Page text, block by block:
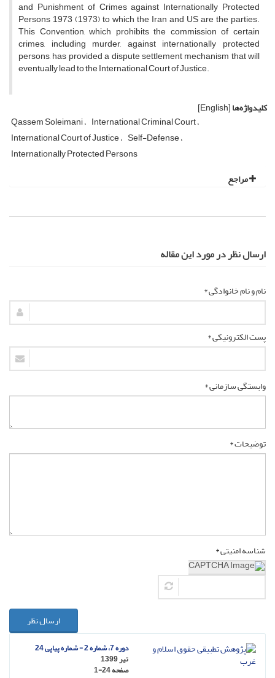
and Punishment of Crimes against Internationally Protected
Persons 1973 (1973) to which the Iran and US are the parties.
This Convention, which prohibits the commission of certain
crimes, including murder, against internationally protected
persons, has provided a dispute settlement mechanism that will
eventually lead to the International Court of Justice.
کلیدواژه‌ها[English]
Qassem Soleimani International Criminal Court
International Court of Justice Self-Defense
Internationally Protected Persons
مراجع
ارسال نظر در مورد این مقاله
نام و نام خانوادگی *
پست الکترونیکی *
وابستگی سازمانی *
توضیحات *
شناسه امنیتی *
ارسال نظر
دوره 7، شماره 2 - شماره پیاپی 24
تیر 1399
صفحه1-24